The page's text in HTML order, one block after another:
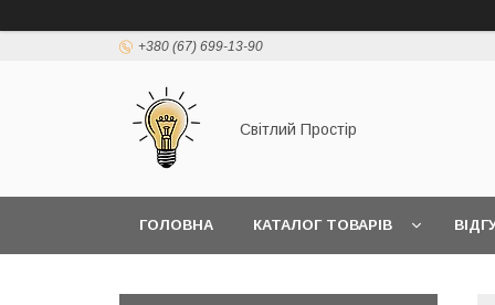
+380 (67) 699-13-90
Світлий Простір
ГОЛОВНА КАТАЛОГ ТОВАРІВ